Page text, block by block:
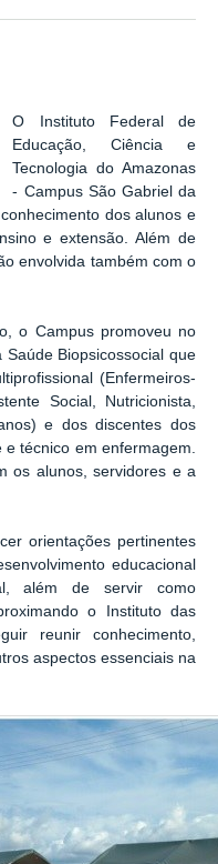
O Instituto Federal de
Educação, Ciência e
Tecnologia do Amazonas
- Campus São Gabriel da
dos alunos e
e extensão. Além de
envolvida também com o
o Campus promoveu no
Biopsicossocial que
(Enfermeiros-
Social, Nutricionista,
e dos discentes dos
técnico em enfermagem.
os alunos, servidores e a
orientações pertinentes
educacional
além de servir como
o Instituto das
reunir conhecimento,
aspectos essenciais na